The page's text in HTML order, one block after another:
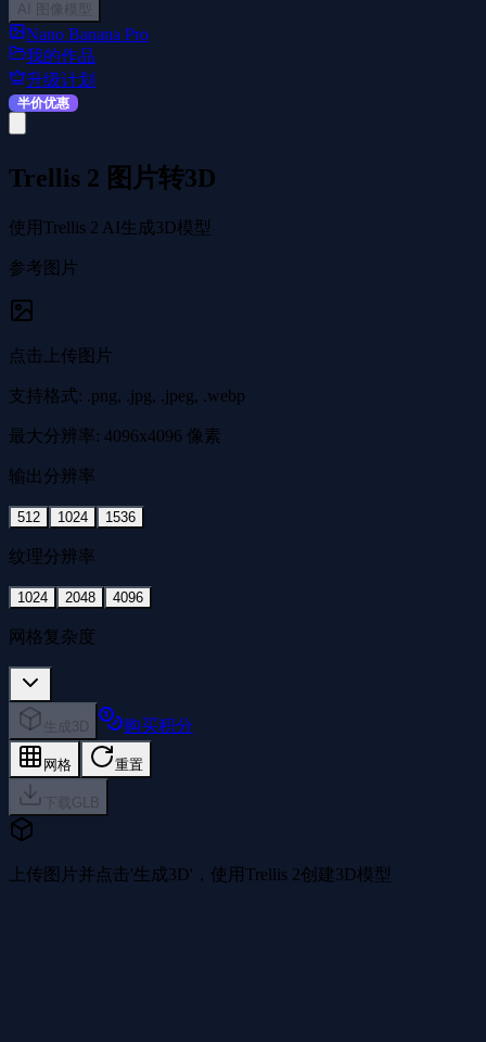
AI 图像模型
Nano Banana Pro
我的作品
升级计划
半价优惠
Trellis 2 图片转3D
使用Trellis 2 AI生成3D模型
参考图片
点击上传图片
支持格式: .png, .jpg, .jpeg, .webp
最大分辨率: 4096x4096 像素
输出分辨率
512 1024 1536
纹理分辨率
1024 2048 4096
网格复杂度
生成3D 购买积分
网格 重置
下载GLB
上传图片并点击'生成3D'，使用Trellis 2创建3D模型